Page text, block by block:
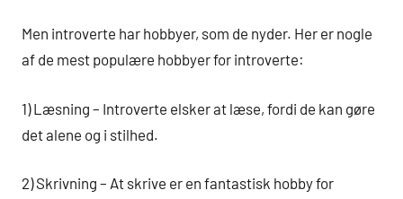
Men introverte har hobbyer, som de nyder. Her er nogle
af de mest populære hobbyer for introverte:
1) Læsning – Introverte elsker at læse, fordi de kan gøre
det alene og i stilhed.
2) Skrivning – At skrive er en fantastisk hobby for